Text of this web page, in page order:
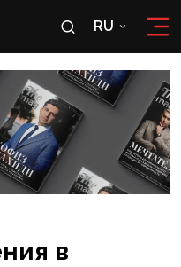
RU
RU
OʻZ
в